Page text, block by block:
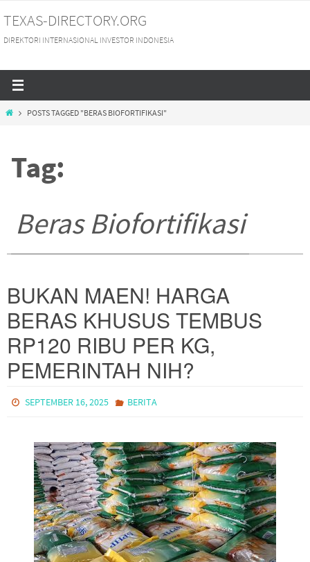
to
content
TEXAS-DIRECTORY.ORG
DIREKTORI INTERNASIONAL INVESTOR INDONESIA
HOMEPOSTS TAGGED "BERAS BIOFORTIFIKASI"
Tag:
Beras Biofortifikasi
BUKAN MAEN! HARGA
BERAS KHUSUS TEMBUS
RP120 RIBU PER KG,
PEMERINTAH NIH?
SEPTEMBER 16, 2025 BERITA